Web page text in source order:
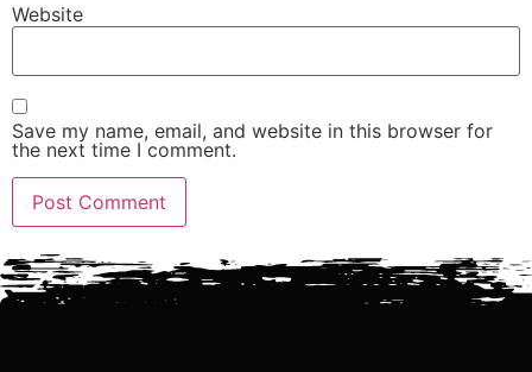
Website
Save my name, email, and website in this browser for
the next time I comment.